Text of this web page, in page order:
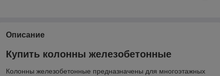
Описание
Купить колонны железобетонные
Колонны железобетонные предназначены для многоэтажных